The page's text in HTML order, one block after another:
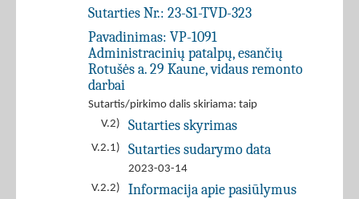
Sutarties Nr.: 23-S1-TVD-323
Pavadinimas: VP-1091
Administracinių patalpų, esančių
Rotušės a. 29 Kaune, vidaus remonto
darbai
Sutartis/pirkimo dalis skiriama: taip
V.2)
Sutarties skyrimas
V.2.1) Sutarties sudarymo data
2023-03-14
V.2.2)
Informacija apie pasiūlymus